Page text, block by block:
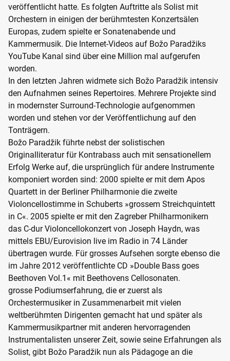
veröffentlicht hatte. Es folgten Auftritte als Solist mit
Orchestern in einigen der berühmtesten Konzertsälen
Europas, zudem spielte er Sonatenabende und
Kammermusik. Die Internet-Videos auf Božo Paradžiks
YouTube Kanal sind über eine Million mal aufgerufen
worden.
In den letzten Jahren widmete sich Božo Paradžik intensiv
den Aufnahmen seines Repertoires. Mehrere Projekte sind
in modernster Surround-Technologie aufgenommen
worden und stehen vor der Veröffentlichung auf den
Tonträgern.
Božo Paradžik führte nebst der solistischen
Originalliteratur für Kontrabass auch mit sensationellem
Erfolg Werke auf, die ursprünglich für andere Instrumente
komponiert worden sind: 2000 spielte er mit dem Apos
Quartett in der Berliner Philharmonie die zweite
Violoncellostimme in Schuberts »grossem Streichquintett
in C«. 2005 spielte er mit den Zagreber Philharmonikern
das C-dur Violoncellokonzert von Joseph Haydn, was
mittels EBU/Eurovision live im Radio in 74 Länder
übertragen wurde. Für grosses Aufsehen sorgte ebenso die
im Jahre 2012 veröffentlichte CD »Double Bass goes
Beethoven Vol.1« mit Beethovens Cellosonaten.
grosse Podiumserfahrung, die er zuerst als
Orchestermusiker in Zusammenarbeit mit vielen
weltberühmten Dirigenten gemacht hat und später als
Kammermusikpartner mit anderen hervorragenden
Instrumentalisten unserer Zeit, sowie seine Erfahrungen als
Solist, gibt Božo Paradžik nun als Pädagoge an die